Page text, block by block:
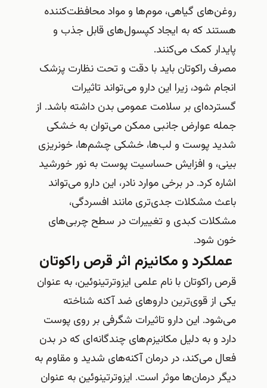
روغن‌های گیاهی، موم‌ها و مواد محافظت‌کننده
هستند که به ایجاد کپسول‌های قابل جذب و
پایدار کمک می‌کنند.
مصرف راکوتان باید با دقت و تحت نظارت پزشک
انجام شود، زیرا این دارو می‌تواند تاثیرات
گسترده‌ای بر سلامت عمومی بدن داشته باشد. از
جمله عوارض جانبی ممکن می‌توان به خشکی
شدید پوست و لب‌ها، خشکی چشم‌ها، خونریزی
بینی، و افزایش حساسیت پوست به نور خورشید
اشاره کرد. در برخی موارد نادر، این دارو می‌تواند
باعث مشکلات جدی‌تری مانند افسردگی،
مشکلات کبدی و تغییرات در سطح چربی‌های
خون شود.
عملکرد و مکانیزم اثر قرص راکوتان
قرص راکوتان با نام علمی ایزوترتینوئین، به عنوان
یکی از قوی‌ترین داروهای ضد آکنه شناخته
می‌شود. این دارو تاثیرات شگرفی بر روی پوست
دارد و به دلیل مکانیزم‌های چندگانه‌ای که در بدن
فعال می‌کند، در درمان آکنه‌های شدید و مقاوم به
دیگر درمان‌ها موثر است. ایزوترتینوئین به عنوان